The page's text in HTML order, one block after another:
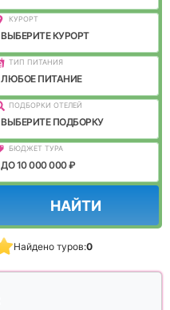
КУРОРТ
ВЫБЕРИТЕ КУРОРТ
ТИП ПИТАНИЯ
ЛЮБОЕ ПИТАНИЕ
ПОДБОРКИ ОТЕЛЕЙ
ВЫБЕРИТЕ ПОДБОРКУ
БЮДЖЕТ ТУРА
ДО 10 000 000 ₽
НАЙТИ
Найдено туров:0